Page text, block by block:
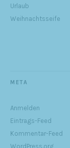
Urlaub
Weihnachtsseife
META
Anmelden
Eintrags-Feed
Kommentar-Feed
WordPress.org